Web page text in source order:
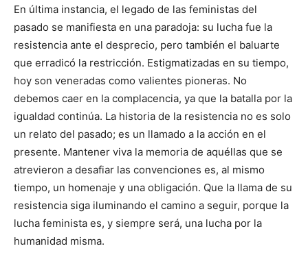
En última instancia, el legado de las feministas del
pasado se manifiesta en una paradoja: su lucha fue la
resistencia ante el desprecio, pero también el baluarte
que erradicó la restricción. Estigmatizadas en su tiempo,
hoy son veneradas como valientes pioneras. No
debemos caer en la complacencia, ya que la batalla por la
igualdad continúa. La historia de la resistencia no es solo
un relato del pasado; es un llamado a la acción en el
presente. Mantener viva la memoria de aquéllas que se
atrevieron a desafiar las convenciones es, al mismo
tiempo, un homenaje y una obligación. Que la llama de su
resistencia siga iluminando el camino a seguir, porque la
lucha feminista es, y siempre será, una lucha por la
humanidad misma.